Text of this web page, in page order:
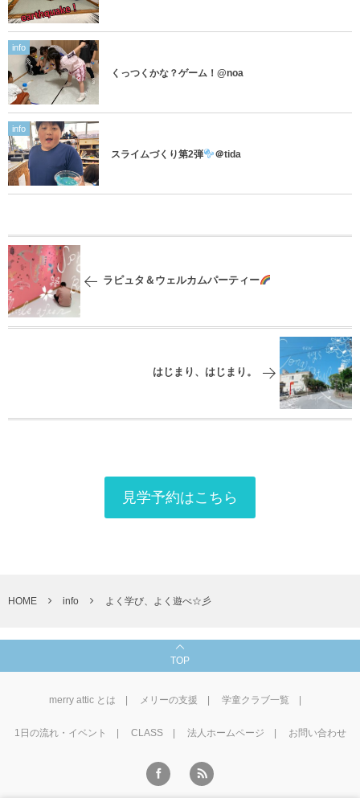
info
くっつくかな？ゲーム！@noa
info
スライムづくり第2弾 ＠tida
ラピュタ＆ウェルカムパーティー
はじまり、はじまり。
見学予約はこちら
HOME info よく学び、よく遊べ☆彡
TOP
merry attic とは メリーの支援 学童クラブ一覧
1⽇の流れ・イベント CLASS 法人ホームページ お問い合わせ